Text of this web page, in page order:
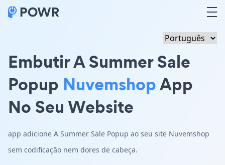
Embutir A Summer Sale
Popup NuvemshopApp
No Seu Website
app adicione A Summer Sale Popup ao seu site Nuvemshop
sem codificação nem dores de cabeça.